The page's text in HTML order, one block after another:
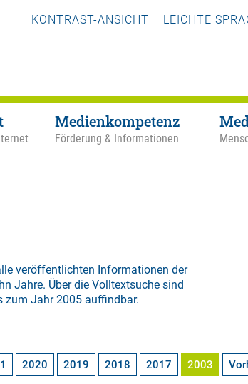
KONTRAST-ANSICHT LEICHTE
Medienkompetenz
Förderung & Informationen
veröffentlichten Informationen der
Jahre. Über die Volltextsuche sind
zum Jahr 2005 auffindbar.
2020 2019 2018 2017 2003